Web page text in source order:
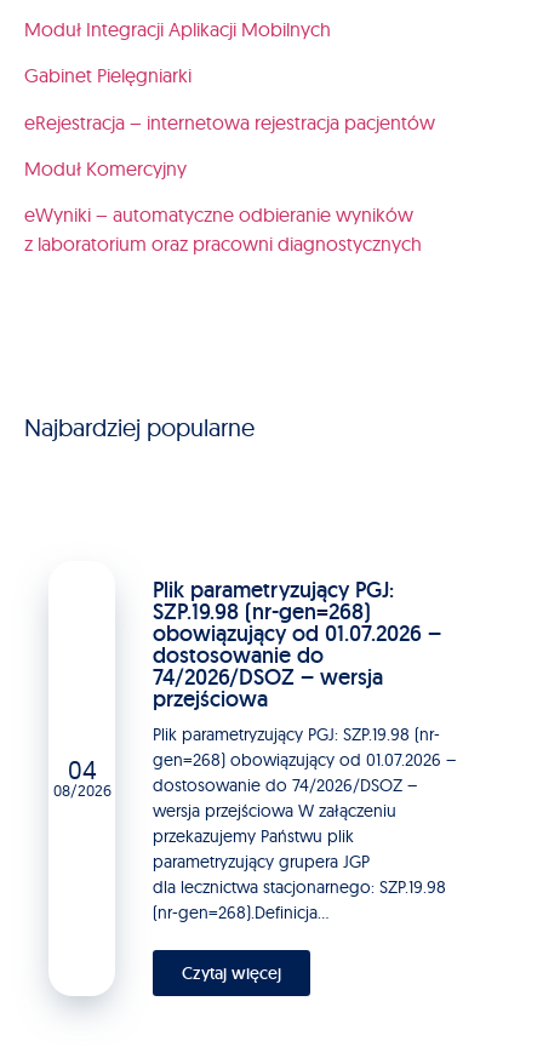
Moduł Integracji Aplikacji Mobilnych
Gabinet Pielęgniarki
eRejestracja – internetowa rejestracja pacjentów
Moduł Komercyjny
eWyniki – automatyczne odbieranie wyników
z laboratorium oraz pracowni diagnostycznych
Najbardziej popularne
04
08/2026
Plik parametryzujący PGJ:
SZP.19.98 (nr-gen=268)
obowiązujący od 01.07.2026 –
dostosowanie do
74/2026/DSOZ – wersja
przejściowa
Plik parametryzujący PGJ: SZP.19.98 (nr-
gen=268) obowiązujący od 01.07.2026 –
dostosowanie do 74/2026/DSOZ –
wersja przejściowa W załączeniu
przekazujemy Państwu plik
parametryzujący grupera JGP
dla lecznictwa stacjonarnego: SZP.19.98
(nr-gen=268).Definicja...
Czytaj więcej